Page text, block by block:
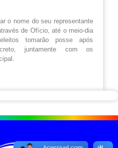
o nome do seu representante
de Ofício, até o meio-dia
tomarão posse após
juntamente com os